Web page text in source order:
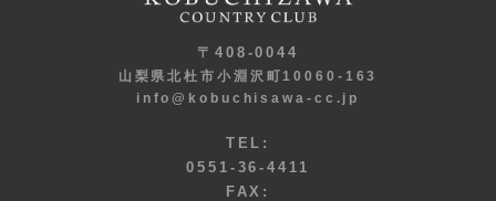
〒408-0044
山梨県北杜市小淵沢町10060-163
info@kobuchisawa-cc.jp
TEL:
0551-36-4411
FAX: